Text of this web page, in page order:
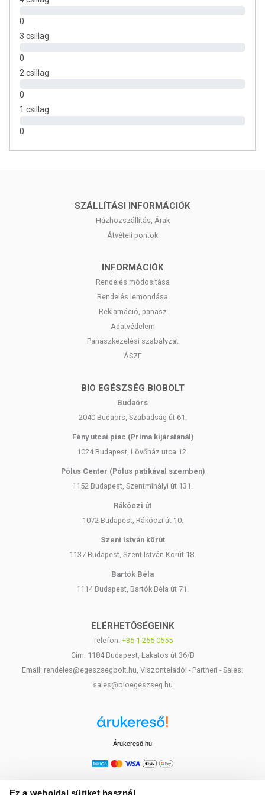
0
3 csillag
0
2 csillag
0
1 csillag
0
SZÁLLÍTÁSI INFORMÁCIÓK
Házhozszállítás, Árak
Átvételi pontok
INFORMÁCIÓK
Rendelés módosítása
Rendelés lemondása
Reklamáció, panasz
Adatvédelem
Panaszkezelési szabályzat
ÁSZF
BIO EGÉSZSÉG BIOBOLT
Budaörs
2040 Budaörs, Szabadság út 61.
Fény utcai piac (Príma kijáratánál)
1024 Budapest, Lövőház utca 12.
Pólus Center (Pólus patikával szemben)
1152 Budapest, Szentmihályi út 131.
Rákóczi út
1072 Budapest, Rákóczi út 10.
Szent István körút
1137 Budapest, Szent István Körút 18.
Bartók Béla
1114 Budapest, Bartók Béla út 71.
ELÉRHETŐSÉGEINK
Telefon: +36-1-255-0555
Cím: 1184 Budapest, Lakatos út 36/B
Email: rendeles@egeszsegbolt.hu, Viszonteladói - Partneri - Sales:
sales@bioegeszseg.hu
Árukereső.hu